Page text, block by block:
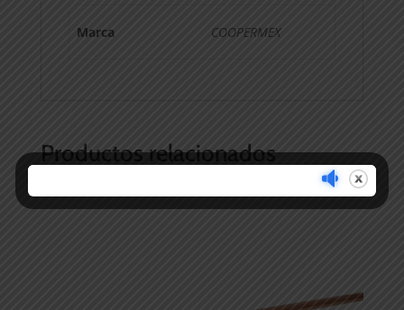
Marca COOPERMEX
Productos relacionados